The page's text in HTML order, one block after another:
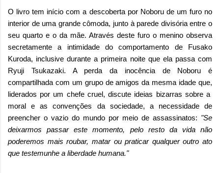
O livro tem início com a descoberta por Noboru de um furo no
interior de uma grande cômoda, junto à parede divisória entre o
seu quarto e o da mãe. Através deste furo o menino observa
secretamente a intimidade do comportamento de Fusako
Kuroda, inclusive durante a primeira noite que ela passa com
Ryuji Tsukazaki. A perda da inocência de Noboru é
compartilhada com um grupo de amigos da mesma idade que,
liderados por um chefe cruel, discute ideias bizarras sobre a
moral e as convenções da sociedade, a necessidade de
preencher o vazio do mundo por meio de assassinatos: "Se
deixarmos passar este momento, pelo resto da vida não
poderemos mais roubar, matar ou praticar qualquer outro ato
que testemunhe a liberdade humana."